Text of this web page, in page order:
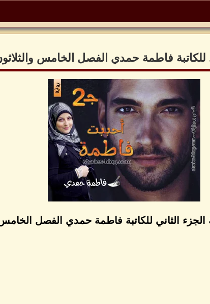
للكاتبة فاطمة حمدي الفصل الخامس
الثاني للكاتبة فاطمة حمدي الفصل الخامس